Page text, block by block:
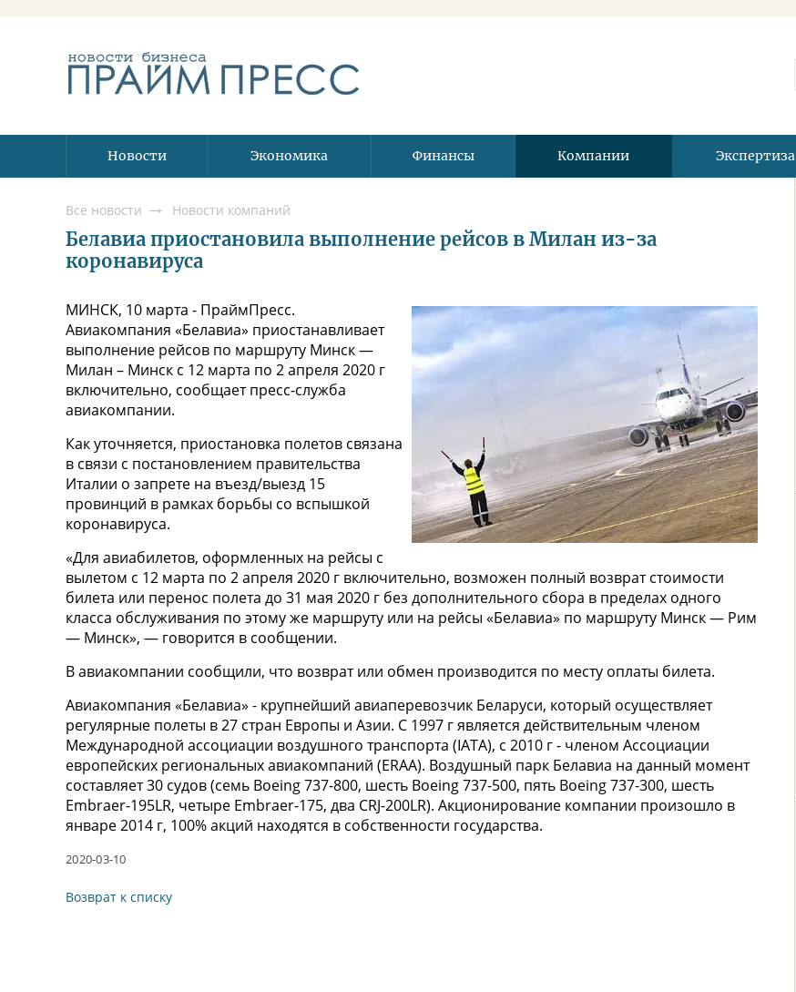
Новости Экономика Финансы Компании Экспертиза
Все новости Новости компаний
Белавиа приостановила выполнение рейсов в Милан из-за
коронавируса
МИНСК, 10 марта - ПраймПресс.
Авиакомпания «Белавиа» приостанавливает
выполнение рейсов по маршруту Минск —
Милан – Минск c 12 марта по 2 апреля 2020 г
включительно, сообщает пресс-служба
авиакомпании.
Как уточняется, приостановка полетов связана
в связи с постановлением правительства
Италии о запрете на въезд/выезд 15
провинций в рамках борьбы со вспышкой
коронавируса.
«Для авиабилетов, оформленных на рейсы с
вылетом с 12 марта по 2 апреля 2020 г включительно, возможен полный возврат стоимости
билета или перенос полета до 31 мая 2020 г без дополнительного сбора в пределах одного
класса обслуживания по этому же маршруту или на рейсы «Белавиа» по маршруту Минск — Рим
— Минск», — говорится в сообщении.
В авиакомпании сообщили, что возврат или обмен производится по месту оплаты билета.
Авиакомпания «Белавиа» - крупнейший авиаперевозчик Беларуси, который осуществляет
регулярные полеты в 27 стран Европы и Азии. С 1997 г является действительным членом
Международной ассоциации воздушного транспорта (IATA), с 2010 г - членом Ассоциации
европейских региональных авиакомпаний (ERAA). Воздушный парк Белавиа на данный момент
составляет 30 судов (семь Boeing 737-800, шесть Boeing 737-500, пять Boeing 737-300, шесть
Embraer-195LR, четыре Embraer-175, два CRJ-200LR). Акционирование компании произошло в
январе 2014 г, 100% акций находятся в собственности государства.
2020-03-10
Возврат к списку